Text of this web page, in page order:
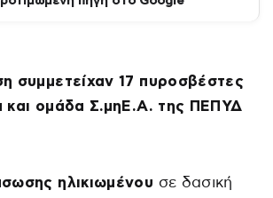
συμμετείχαν 17 πυροσβέστες
και ομάδα Σ.μηΕ.Α. της ΠΕΠΥΔ
ηλικιωμένου σε δασική